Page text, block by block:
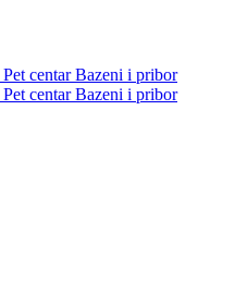
Pet centarBazeni i pribor
Pet centarBazeni i pribor